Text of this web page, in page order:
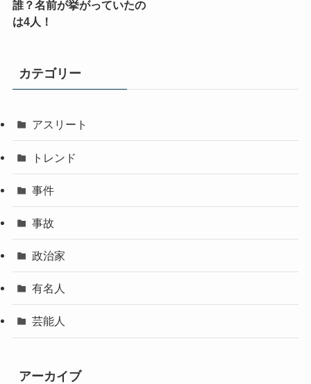
誰？名前が挙がっていたの
は4人！
カテゴリー
アスリート
トレンド
事件
事故
政治家
有名人
芸能人
アーカイブ